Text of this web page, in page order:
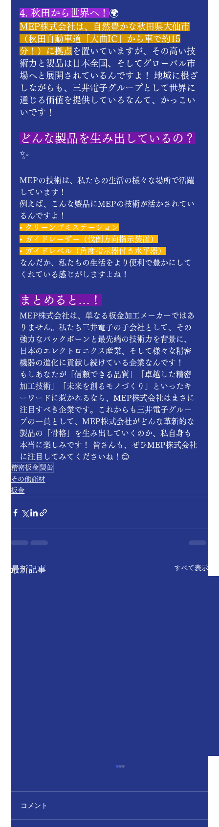
4. 秋田から世界へ！ 🌍
MEP株式会社は、自然豊かな秋田県大仙市
（秋田自動車道「大曲IC」から車で約15
分！）に拠点 を置いていますが、その高い技
術力と製品は日本全国、そしてグローバル市
場へと展開されているんですよ！ 地域に根ざ
しながらも、三井電子グループとして世界に
通じる価値を提供しているなんて、かっこい
いです！
どんな製品を生み出しているの？
✨
MEPの技術は、私たちの生活の様々な場所で活躍
しています！
例えば、こんな製品にMEPの技術が活かされてい
るんですよ！
• クリーンゴミステーション
• ガイドレーザー（伐倒方向指示装置）
• ガイドレベル（角度指示器付き水平器）
なんだか、私たちの生活をより便利で豊かにして
くれている感じがしますよね！
まとめると…！
MEP株式会社は、単なる板金加工メーカーではあ
りません。私たち三井電子の子会社として、その
強力なバックボーンと最先端の技術力を背景に、
日本のエレクトロニクス産業、そして様々な精密
機器の進化に貢献し続けている企業なんです！
もしあなたが「信頼できる品質」「卓越した精密
加工技術」「未来を創るモノづくり」といったキ
ーワードに惹かれるなら、MEP株式会社はまさに
注目すべき企業です。これからも三井電子グルー
プの一員として、MEP株式会社がどんな革新的な
製品の「骨格」を生み出していくのか、私自身も
本当に楽しみです！ 皆さんも、ぜひMEP株式会社
に注目してみてくださいね！😊
精密板金 製缶
その他商材
板金
最新記事 すべて表示
コメント